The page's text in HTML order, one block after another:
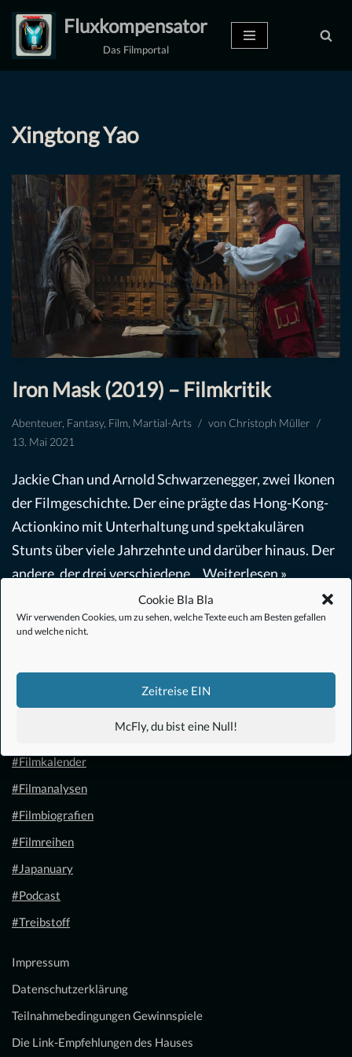
Cookie Bla Bla
Wir verwenden Cookies, um zu sehen, welche Texte euch am Besten gefallen
und welche nicht.
Zeitreise EIN
McFly, du bist eine Null!
Zum
Inhalt
Fluxkompensator
Das Filmportal
Xingtong Yao
Iron Mask (2019) – Filmkritik
Abenteuer Fantasy, Film Martial-Arts von Christoph Müller
13. Mai 2021
Jackie Chan und Arnold Schwarzenegger, zwei Ikonen
der Filmgeschichte. Der eine prägte das Hong-Kong-
Actionkino mit Unterhaltung und spektakulären
Stunts über viele Jahrzehnte und darüber hinaus. Der
andere, der drei verschiedene… Weiterlesen »
#Anime
#Filmkalender
#Filmanalysen
#Filmbiografien
#Filmreihen
#Japanuary
#Podcast
#Treibstoff
Impressum
Datenschutzerklärung
Teilnahmebedingungen Gewinnspiele
Die Link-Empfehlungen des Hauses